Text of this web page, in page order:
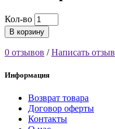
Кол-во
В корзину
0 отзывов /Написать отзыв
Информация
Возврат товара
Договор оферты
Контакты